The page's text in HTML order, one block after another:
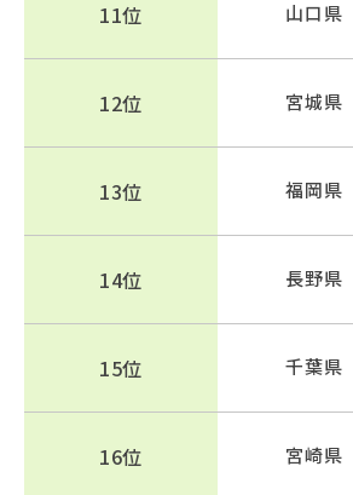
11位 山口県
12位 宮城県
13位 福岡県
14位 長野県
15位 千葉県
16位 宮崎県